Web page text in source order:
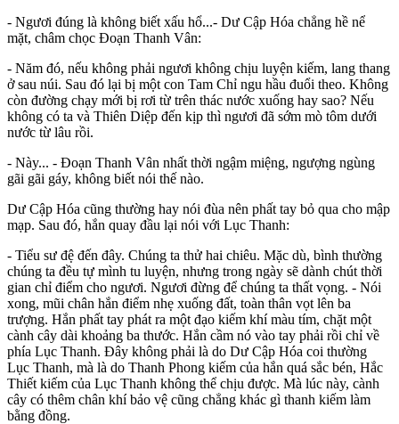
- Ngươi đúng là không biết xấu hổ...- Dư Cập Hóa chẳng hề nể
mặt, châm chọc Đoạn Thanh Vân:
- Năm đó, nếu không phải ngươi không chịu luyện kiếm, lang thang
ở sau núi. Sau đó lại bị một con Tam Chỉ ngu hầu đuổi theo. Không
còn đường chạy mới bị rơi từ trên thác nước xuống hay sao? Nếu
không có ta và Thiên Diệp đến kịp thì ngươi đã sớm mò tôm dưới
nước từ lâu rồi.
- Này... - Đoạn Thanh Vân nhất thời ngậm miệng, ngượng ngùng
gãi gãi gáy, không biết nói thế nào.
Dư Cập Hóa cũng thường hay nói đùa nên phất tay bỏ qua cho mập
mạp. Sau đó, hắn quay đầu lại nói với Lục Thanh:
- Tiểu sư đệ đến đây. Chúng ta thử hai chiêu. Mặc dù, bình thường
chúng ta đều tự mình tu luyện, nhưng trong ngày sẽ dành chút thời
gian chỉ điểm cho ngươi. Ngươi đừng để chúng ta thất vọng. - Nói
xong, mũi chân hắn điểm nhẹ xuống đất, toàn thân vọt lên ba
trượng. Hắn phất tay phát ra một đạo kiếm khí màu tím, chặt một
cành cây dài khoảng ba thước. Hắn cầm nó vào tay phải rồi chỉ về
phía Lục Thanh. Đây không phải là do Dư Cập Hóa coi thường
Lục Thanh, mà là do Thanh Phong kiếm của hắn quá sắc bén, Hắc
Thiết kiếm của Lục Thanh không thể chịu được. Mà lúc này, cành
cây có thêm chân khí bảo vệ cũng chẳng khác gì thanh kiếm làm
bằng đồng.